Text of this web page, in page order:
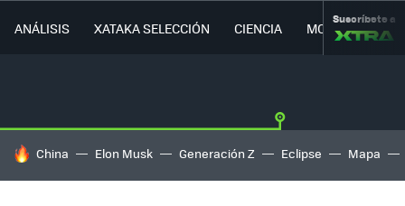
ANÁLISIS XATAKA SELECCIÓN CIENCIA MOVILIDAD
Suscríbete a
HOY SE HABLA DE
China Elon Musk Generación Z Eclipse Mapa